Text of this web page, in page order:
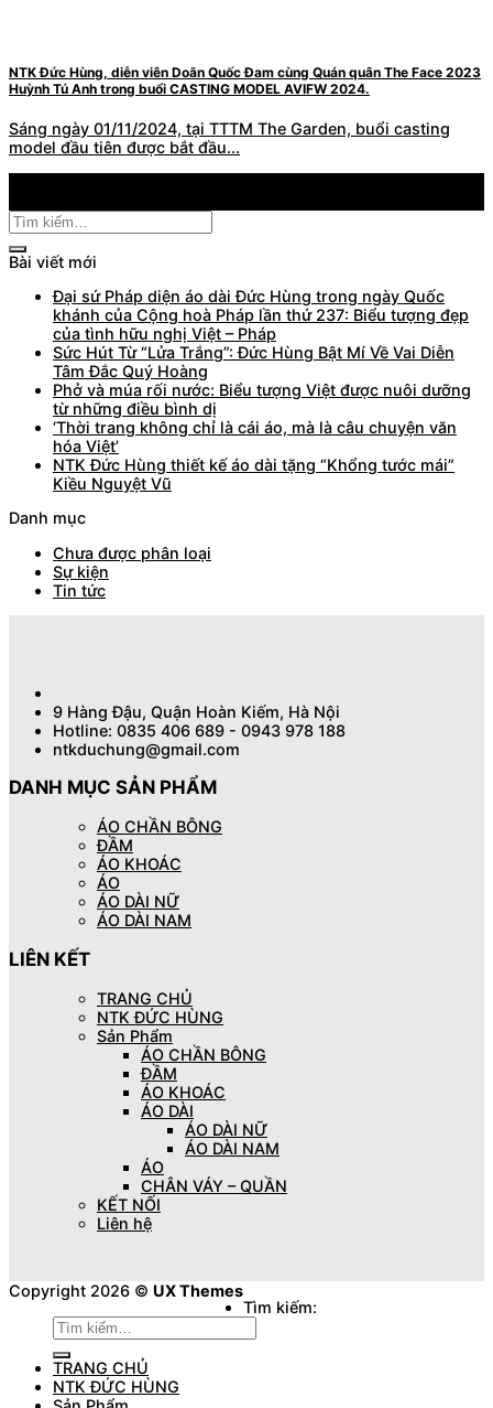
NTK Đức Hùng, diễn viên Doãn Quốc Đam cùng Quán quân The Face 2023
Huỳnh Tú Anh trong buổi CASTING MODEL AVIFW 2024.
Sáng ngày 01/11/2024, tại TTTM The Garden, buổi casting
model đầu tiên được bắt đầu...
Bài viết mới
Đại sứ Pháp diện áo dài Đức Hùng trong ngày Quốc
khánh của Cộng hoà Pháp lần thứ 237: Biểu tượng đẹp
của tình hữu nghị Việt – Pháp
Sức Hút Từ “Lửa Trắng”: Đức Hùng Bật Mí Về Vai Diễn
Tâm Đắc Quý Hoàng
Phở và múa rối nước: Biểu tượng Việt được nuôi dưỡng
từ những điều bình dị
‘Thời trang không chỉ là cái áo, mà là câu chuyện văn
hóa Việt’
NTK Đức Hùng thiết kế áo dài tặng “Khổng tước mái”
Kiều Nguyệt Vũ
Danh mục
Chưa được phân loại
Sự kiện
Tin tức
9 Hàng Đậu, Quận Hoàn Kiếm, Hà Nội
Hotline: 0835 406 689 - 0943 978 188
ntkduchung@gmail.com
DANH MỤC SẢN PHẨM
ÁO CHẦN BÔNG
ĐẦM
ÁO KHOÁC
ÁO
ÁO DÀI NỮ
ÁO DÀI NAM
LIÊN KẾT
TRANG CHỦ
NTK ĐỨC HÙNG
Sản Phẩm
ÁO CHẦN BÔNG
ĐẦM
ÁO KHOÁC
ÁO DÀI
ÁO DÀI NỮ
ÁO DÀI NAM
ÁO
CHÂN VÁY – QUẦN
KẾT NỐI
Liên hệ
Copyright 2026 © UX Themes
Tìm kiếm:
TRANG CHỦ
NTK ĐỨC HÙNG